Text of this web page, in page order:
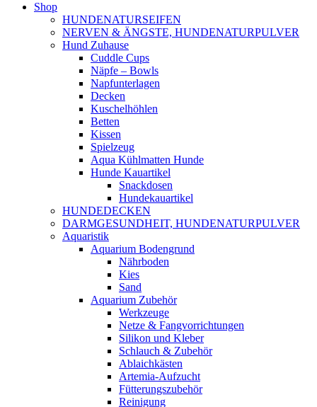
Shop
HUNDENATURSEIFEN
NERVEN & ÄNGSTE, HUNDENATURPULVER
Hund Zuhause
Cuddle Cups
Näpfe – Bowls
Napfunterlagen
Decken
Kuschelhöhlen
Betten
Kissen
Spielzeug
Aqua Kühlmatten Hunde
Hunde Kauartikel
Snackdosen
Hundekauartikel
HUNDEDECKEN
DARMGESUNDHEIT, HUNDENATURPULVER
Aquaristik
Aquarium Bodengrund
Nährboden
Kies
Sand
Aquarium Zubehör
Werkzeuge
Netze & Fangvorrichtungen
Silikon und Kleber
Schlauch & Zubehör
Ablaichkästen
Artemia-Aufzucht
Fütterungszubehör
Reinigung